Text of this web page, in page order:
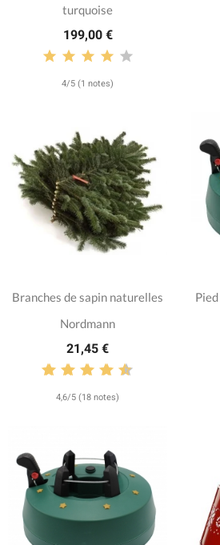
turquoise
199,00 €
4/5 (1 notes)
Branches de sapin naturelles
Nordmann
21,45 €
4,6/5 (18 notes)